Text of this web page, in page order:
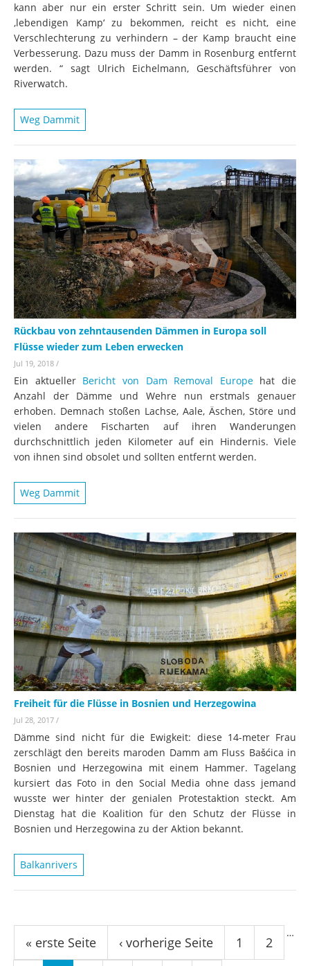
kann aber nur ein erster Schritt sein. Um wieder einen
‚lebendigen Kamp‘ zu bekommen, reicht es nicht, eine
Verschlechterung zu verhindern – der Kamp braucht eine
Verbesserung. Dazu muss der Damm in Rosenburg entfernt
werden. “ sagt Ulrich Eichelmann, Geschäftsführer von
Riverwatch.
Weg Dammit
Rückbau von zehntausenden Dämmen in Europa soll
Flüsse wieder zum Leben erwecken
Jul 19, 2018 /
Ein aktueller Bericht von Dam Removal Europehat die
Anzahl der Dämme und Wehre nun erstmals genauer
erhoben. Demnach stoßen Lachse, Aale, Äschen, Störe und
vielen andere Fischarten auf ihren Wanderungen
durchschnittlich jeden Kilometer auf ein Hindernis. Viele
von ihnen sind obsolet und sollten entfernt werden.
Weg Dammit
Freiheit für die Flüsse in Bosnien und Herzegowina
Jul 28, 2017 /
Dämme sind nicht für die Ewigkeit: diese 14-meter Frau
zerschlägt den bereits maroden Damm am Fluss Bašćica in
Bosnien und Herzegowina mit einem Hammer. Tagelang
kursiert das Foto in den Social Media ohne dass jemand
wusste wer hinter der genialen Protestaktion steckt. Am
Dienstag hat die Koalition für den Schutz der Flüsse in
Bosnien und Herzegowina zu der Aktion bekannt.
Balkanrivers
Seiten
« erste Seite ‹ vorherige Seite 1 2
…